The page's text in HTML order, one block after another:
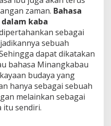
zaman. Bahasa
kaba
sebagai
sebuah
dapat dikatakan
bahasa Minangkabau
budaya yang
hanya sebagai sebuah
melainkan sebagai
itu sendiri.